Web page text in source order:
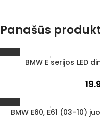
Panašūs
1–3 D. D.
BMW E serijos LED
1–3 D. D.
BMW E60, E61 (03-10)